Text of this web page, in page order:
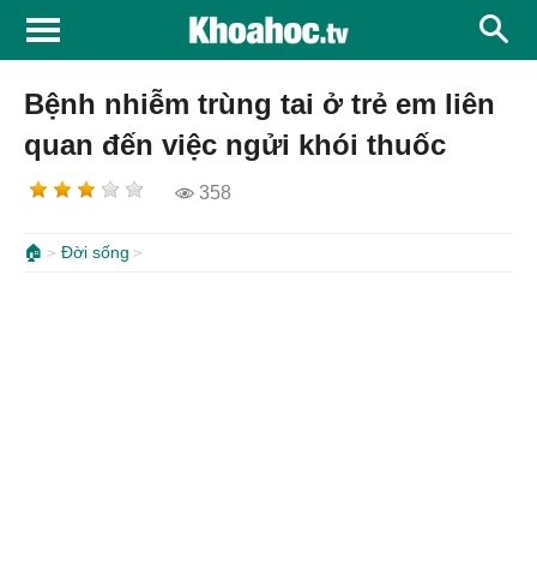
Bệnh nhiễm trùng tai ở trẻ em liên
quan đến việc ngửi khói thuốc
358
🏠 Đời sống